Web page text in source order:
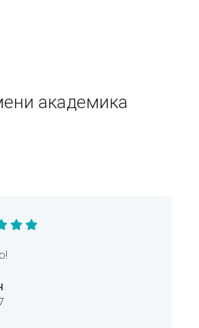
академика